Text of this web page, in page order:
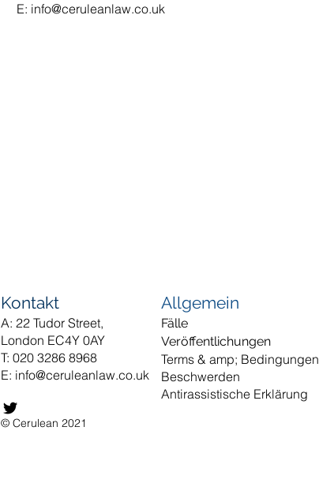
E: info@ceruleanlaw.co.uk
Kontakt
A: 22 Tudor Street,
London EC4Y 0AY
T: 020 3286 8968
E: info@ceruleanlaw.co.uk
© Cerulean 2021
Allgemein
Fälle
Veröffentlichungen
Terms & amp; Bedingungen
Beschwerden
Antirassistische Erklärung